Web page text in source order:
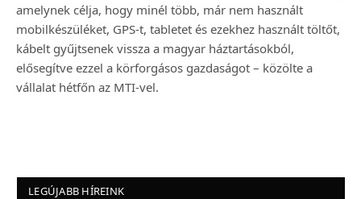
amelynek célja, hogy minél több, már nem használt
mobilkészüléket, GPS-t, tabletet és ezekhez használt töltőt,
kábelt gyűjtsenek vissza a magyar háztartásokból,
elősegítve ezzel a körforgásos gazdaságot – közölte a
vállalat hétfőn az MTI-vel.
LEGÚJABB HÍREINK